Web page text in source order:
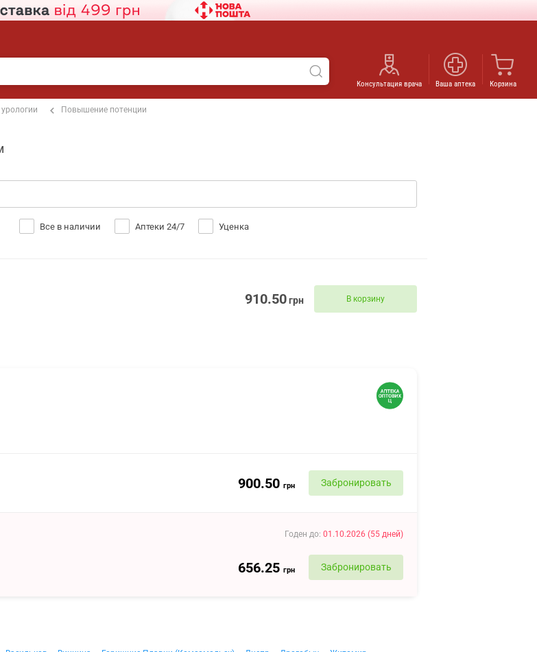
Консультация врача Ваша аптека Корзина
Повышение потенции
Все в наличии Аптеки 24/7 Уценка
910.50грн В корзину
900.50 грн Забронировать
Годен до: 01.10.2026 (55 дней)
656.25 грн Забронировать